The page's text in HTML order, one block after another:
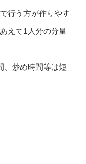
行う方が作りやす
えて1人分の分量
、炒め時間等は短